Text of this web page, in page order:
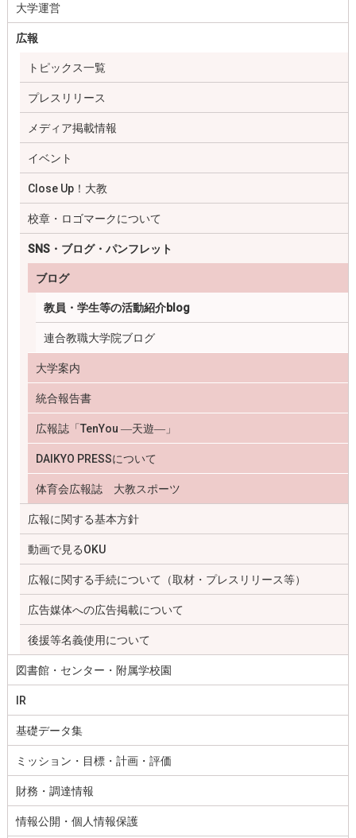
大学運営
広報
トピックス一覧
プレスリリース
メディア掲載情報
イベント
Close Up！大教
校章・ロゴマークについて
SNS・ブログ・パンフレット
ブログ
教員・学生等の活動紹介blog
連合教職大学院ブログ
大学案内
統合報告書
広報誌「TenYou ―天遊―」
DAIKYO PRESSについて
体育会広報誌 大教スポーツ
広報に関する基本方針
動画で見るOKU
広報に関する手続について（取材・プレスリリース等）
広告媒体への広告掲載について
後援等名義使用について
図書館・センター・附属学校園
IR
基礎データ集
ミッション・目標・計画・評価
財務・調達情報
情報公開・個人情報保護